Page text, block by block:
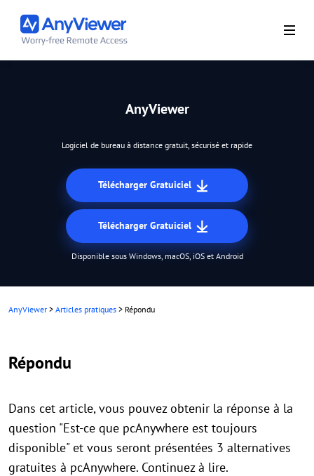
AnyViewer
Logiciel de bureau à distance gratuit, sécurisé et rapide
Télécharger Gratuiciel
Télécharger Gratuiciel
Disponible sous Windows, macOS, iOS et Android
AnyViewer > Articles pratiques > Répondu
Répondu
Dans cet article, vous pouvez obtenir la réponse à la
question "Est-ce que pcAnywhere est toujours
disponible" et vous seront présentées 3 alternatives
gratuites à pcAnywhere. Continuez à lire.